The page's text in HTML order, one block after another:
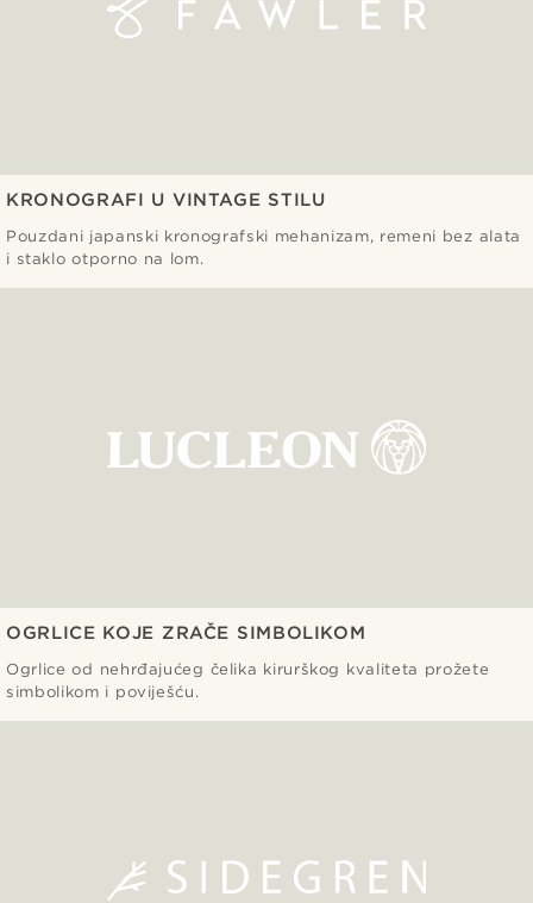
KRONOGRAFI U VINTAGE STILU
Pouzdani japanski kronografski mehanizam, remeni bez alata
i staklo otporno na lom.
OGRLICE KOJE ZRAČE SIMBOLIKOM
Ogrlice od nehrđajućeg čelika kirurškog kvaliteta prožete
simbolikom i poviješću.